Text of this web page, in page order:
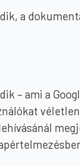
a
– ami a